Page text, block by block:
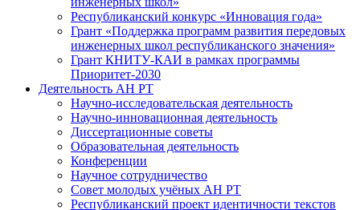
Республиканский конкурс «Инновация года»
Грант «Поддержка программ развития передовых
инженерных школ республиканского значения»
Грант КНИТУ-КАИ в рамках программы
Приоритет-2030
Деятельность АН РТ
Научно-исследовательская деятельность
Научно-инновационная деятельность
Диссертационные советы
Образовательная деятельность
Конференции
Научное сотрудничество
Совет молодых учёных АН РТ
Республиканский проект идентичности текстов